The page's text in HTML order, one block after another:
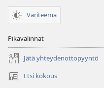
Väriteema
Pikavalinnat
Jätä yhteydenottopyyntö
Etsi kokous
(avaa